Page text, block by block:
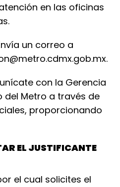
en las oficinas
un correo a
con la Gerencia
del Metro a través de
proporcionando
EL JUSTIFICANTE
el cual solicites el